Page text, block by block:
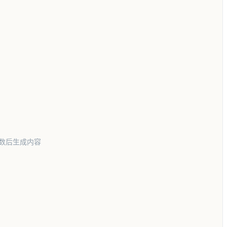
后生成内容